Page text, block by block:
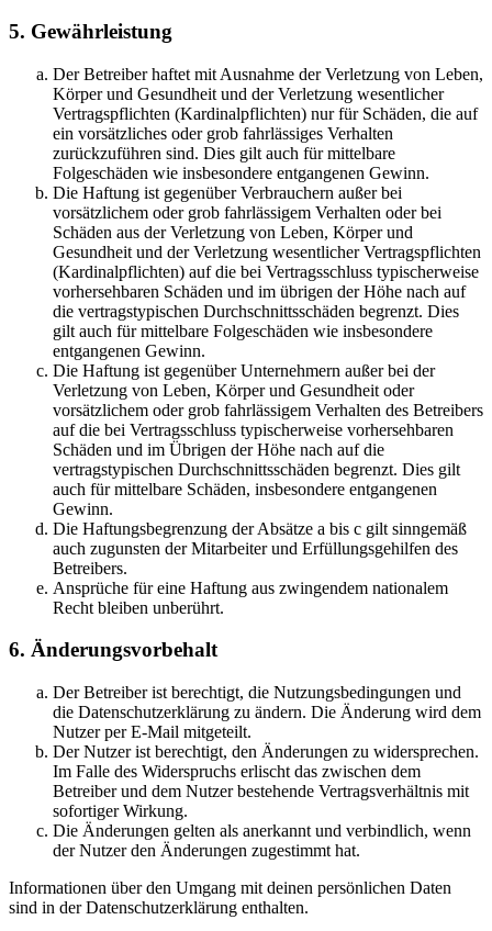
5. Gewährleistung
Der Betreiber haftet mit Ausnahme der Verletzung von Leben,
Körper und Gesundheit und der Verletzung wesentlicher
Vertragspflichten (Kardinalpflichten) nur für Schäden, die auf
ein vorsätzliches oder grob fahrlässiges Verhalten
zurückzuführen sind. Dies gilt auch für mittelbare
Folgeschäden wie insbesondere entgangenen Gewinn.
Die Haftung ist gegenüber Verbrauchern außer bei
vorsätzlichem oder grob fahrlässigem Verhalten oder bei
Schäden aus der Verletzung von Leben, Körper und
Gesundheit und der Verletzung wesentlicher Vertragspflichten
(Kardinalpflichten) auf die bei Vertragsschluss typischerweise
vorhersehbaren Schäden und im übrigen der Höhe nach auf
die vertragstypischen Durchschnittsschäden begrenzt. Dies
gilt auch für mittelbare Folgeschäden wie insbesondere
entgangenen Gewinn.
Die Haftung ist gegenüber Unternehmern außer bei der
Verletzung von Leben, Körper und Gesundheit oder
vorsätzlichem oder grob fahrlässigem Verhalten des Betreibers
auf die bei Vertragsschluss typischerweise vorhersehbaren
Schäden und im Übrigen der Höhe nach auf die
vertragstypischen Durchschnittsschäden begrenzt. Dies gilt
auch für mittelbare Schäden, insbesondere entgangenen
Gewinn.
Die Haftungsbegrenzung der Absätze a bis c gilt sinngemäß
auch zugunsten der Mitarbeiter und Erfüllungsgehilfen des
Betreibers.
Ansprüche für eine Haftung aus zwingendem nationalem
Recht bleiben unberührt.
6. Änderungsvorbehalt
Der Betreiber ist berechtigt, die Nutzungsbedingungen und
die Datenschutzerklärung zu ändern. Die Änderung wird dem
Nutzer per E-Mail mitgeteilt.
Der Nutzer ist berechtigt, den Änderungen zu widersprechen.
Im Falle des Widerspruchs erlischt das zwischen dem
Betreiber und dem Nutzer bestehende Vertragsverhältnis mit
sofortiger Wirkung.
Die Änderungen gelten als anerkannt und verbindlich, wenn
der Nutzer den Änderungen zugestimmt hat.
Informationen über den Umgang mit deinen persönlichen Daten
sind in der Datenschutzerklärung enthalten.